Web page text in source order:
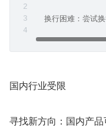
换行困难：尝试
国内行业受限
寻找新方向：国内产